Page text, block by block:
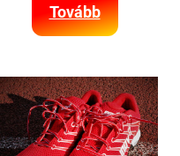
Tovább